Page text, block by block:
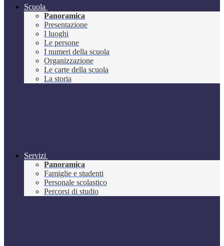
Scuola
Panoramica
Presentazione
I luoghi
Le persone
I numeri della scuola
Organizzazione
Le carte della scuola
La storia
Servizi
Panoramica
Famiglie e studenti
Personale scolastico
Percorsi di studio